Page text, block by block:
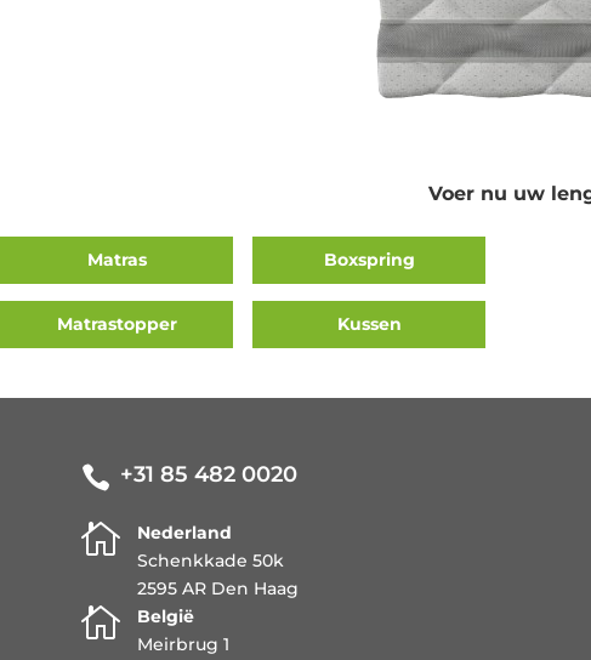
Voer nu uw
Matras Boxspring
Matrastopper Kussen
 +31 85 482 0020

Nederland
Schenkkade 50k
2595 AR Den Haag

België
Meirbrug 1